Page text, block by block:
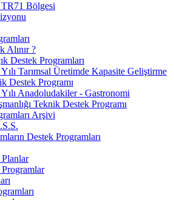
Bölgesi
Alınır ?
Destek Programları
Tarımsal Üretimde Kapasite Geliştirme
Destek Programı
Anadoludakiler - Gastronomi
Teknik Destek Programı
Arşivi
Destek Programları